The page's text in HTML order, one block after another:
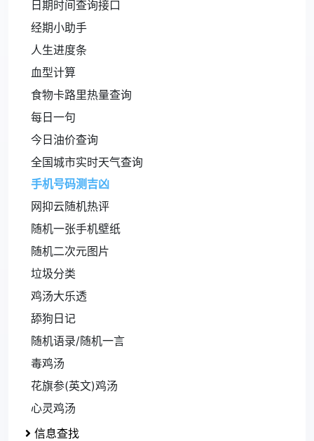
日期时间查询接口
经期小助手
人生进度条
血型计算
食物卡路里热量查询
每日一句
今日油价查询
全国城市实时天气查询
手机号码测吉凶
网抑云随机热评
随机一张手机壁纸
随机二次元图片
垃圾分类
鸡汤大乐透
舔狗日记
随机语录/随机一言
毒鸡汤
花旗参(英文)鸡汤
心灵鸡汤
信息查找